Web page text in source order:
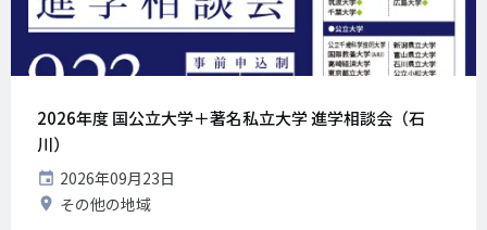
2026年度 国公立大学＋著名私立大学 進学相談会（石
川）
開
催
日
2026年09月23日
開 その他の地域